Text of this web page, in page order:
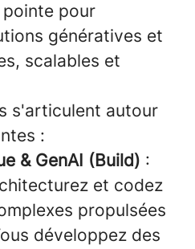
pour
génératives et
scalables et
s'articulent autour
:
& GenAI (Build) :
et codez
propulsées
développez des